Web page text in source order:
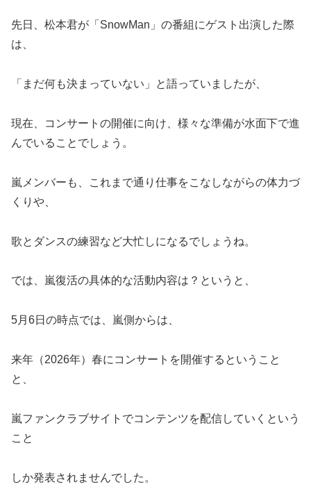
先日、松本君が「SnowMan」の番組にゲスト出演した際
は、
「まだ何も決まっていない」と語っていましたが、
現在、コンサートの開催に向け、様々な準備が水面下で進
んでいることでしょう。
嵐メンバーも、これまで通り仕事をこなしながらの体力づ
くりや、
歌とダンスの練習など大忙しになるでしょうね。
では、嵐復活の具体的な活動内容は？というと、
5月6日の時点では、嵐側からは、
来年（2026年）春にコンサートを開催するということ
と、
嵐ファンクラブサイトでコンテンツを配信していくという
こと
しか発表されませんでした。